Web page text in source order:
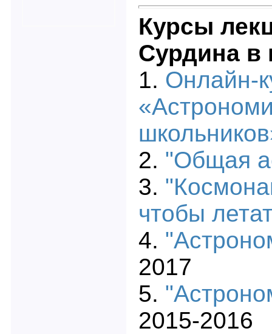
Курсы
Сурдина в
1. Онлайн-
2. "Общая
3.
чтобы
4.
2017
5.
2015-2016